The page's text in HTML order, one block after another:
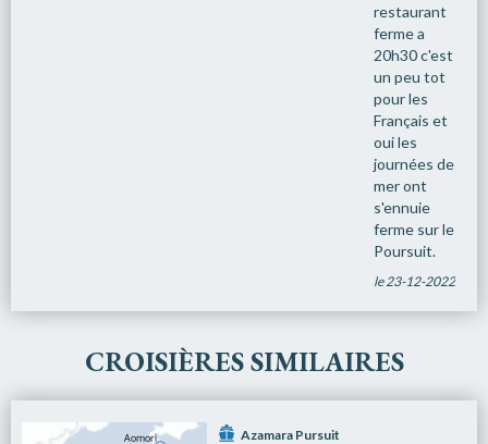
restaurant
ferme a
20h30 c'est
un peu tot
pour les
Français et
oui les
journées de
mer ont
s'ennuie
ferme sur le
Poursuit.
le 23-12-2022
CROISIÈRES SIMILAIRES
Azamara Pursuit